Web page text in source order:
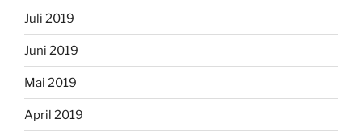
Juli 2019
Juni 2019
Mai 2019
April 2019